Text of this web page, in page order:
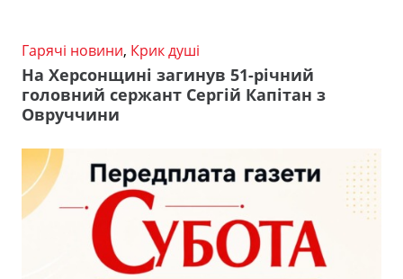
Гарячі новини, Крик душі
На Херсонщині загинув 51-річний
головний сержант Сергій Капітан з
Овруччини